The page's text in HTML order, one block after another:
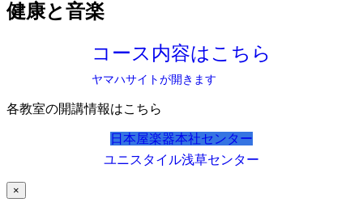
健康と音楽
コース内容はこちら
ヤマハサイトが開きます
各教室の開講情報はこちら
日本屋楽器本社センター
ユニスタイル浅草センター
×